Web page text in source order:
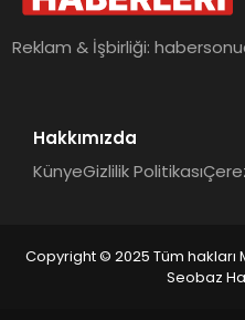
Reklam & İşbirliği:
Hakkımızda
KünyeGizlilik Politikası
Copyright © 2025 Tüm hakları
Seobaz